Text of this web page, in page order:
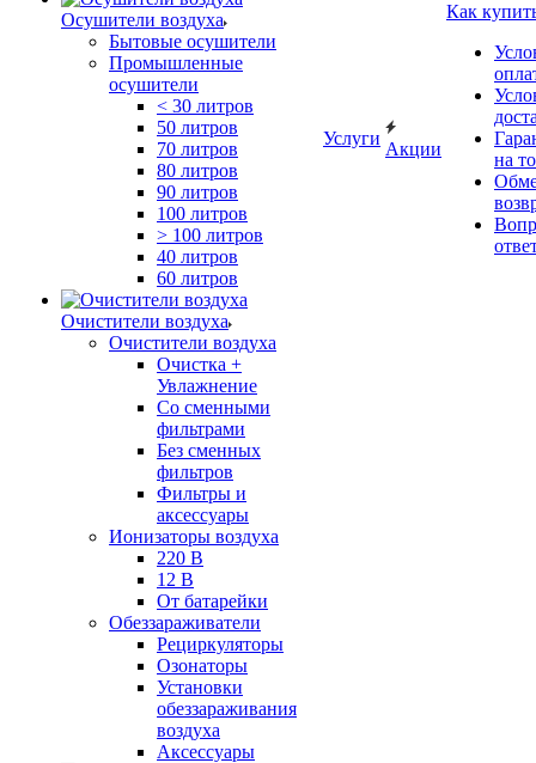
Осушители воздуха
Бытовые осушители
Промышленные
осушители
< 30 литров
50 литров
70 литров
80 литров
90 литров
100 литров
> 100 литров
40 литров
60 литров
Очистители воздуха
Очистители воздуха
Очистка +
Увлажнение
Cо сменными
фильтрами
Без сменных
фильтров
Фильтры и
аксессуары
Ионизаторы воздуха
220 В
12 В
От батарейки
Обеззараживатели
Рециркуляторы
Озонаторы
Установки
обеззараживания
воздуха
Аксессуары
Услуги
Акции
Как
на